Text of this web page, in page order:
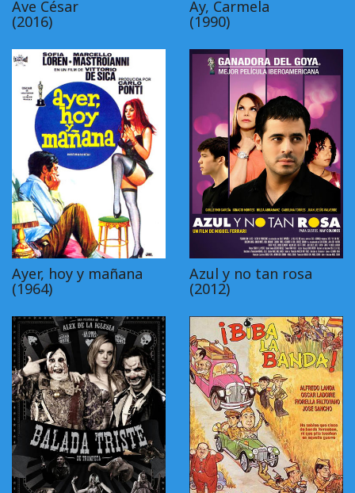
Ave César
(2016)
Ay, Carmela
(1990)
Ayer, hoy y mañana
(1964)
Azul y no tan rosa
(2012)